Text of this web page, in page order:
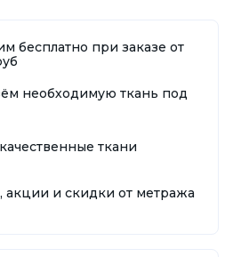
бесплатно при заказе от
необходимую ткань под
ткани
акции и скидки от метража